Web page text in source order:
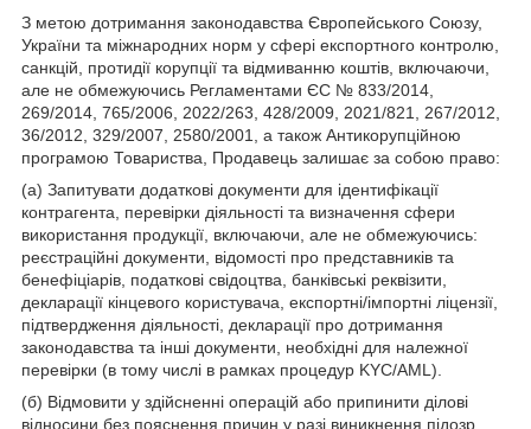
З метою дотримання законодавства Європейського Союзу,
України та міжнародних норм у сфері експортного контролю,
санкцій, протидії корупції та відмиванню коштів, включаючи,
але не обмежуючись Регламентами ЄС № 833/2014,
269/2014, 765/2006, 2022/263, 428/2009, 2021/821, 267/2012,
36/2012, 329/2007, 2580/2001, а також Антикорупційною
програмою Товариства, Продавець залишає за собою право:
(а) Запитувати додаткові документи для ідентифікації
контрагента, перевірки діяльності та визначення сфери
використання продукції, включаючи, але не обмежуючись:
реєстраційні документи, відомості про представників та
бенефіціарів, податкові свідоцтва, банківські реквізити,
декларації кінцевого користувача, експортні/імпортні ліцензії,
підтвердження діяльності, декларації про дотримання
законодавства та інші документи, необхідні для належної
перевірки (в тому числі в рамках процедур KYC/AML).
(б) Відмовити у здійсненні операцій або припинити ділові
відносини без пояснення причин у разі виникнення підозр